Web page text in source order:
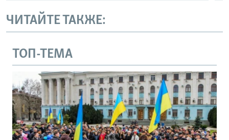
ЧИТАЙТЕ ТАКЖЕ:
ТОП-ТЕМА